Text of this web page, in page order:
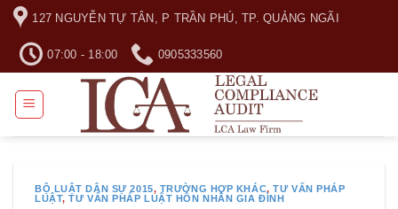
Skip
content
127 NGUYỄN TỰ TÂN, P TRẦN PHÚ, TP. QUẢNG NGÃI
07:00 - 18:00 0905333560
BỘ LUẬT DÂN SỰ 2015, TRƯỜNG HỢP KHÁC,TƯ VẤN PHÁP
LUẬT,TƯ VẤN PHÁP LUẬT HÔN NHÂN GIA ĐÌNH